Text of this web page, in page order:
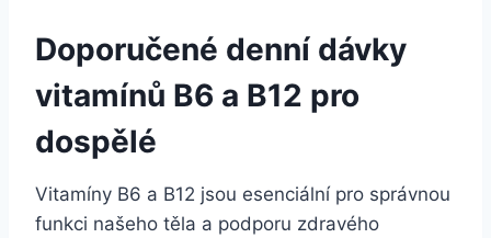
Doporučené denní dávky
vitamínů B6 a B12 pro
dospělé
Vitamíny B6 a B12 jsou esenciální pro správnou
funkci našeho těla a podporu zdravého